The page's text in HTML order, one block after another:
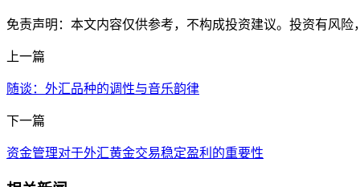
免责声明：本文内容仅供参考，不构成投资建议。投资有风险
上一篇
随谈：外汇品种的调性与音乐韵律
下一篇
资金管理对于外汇黄金交易稳定盈利的重要性